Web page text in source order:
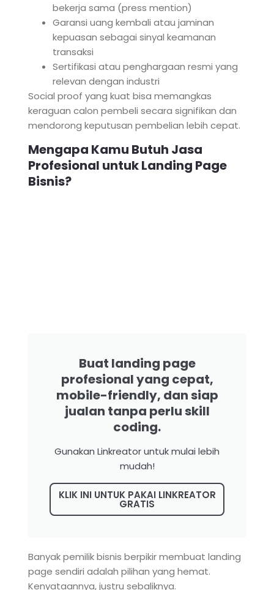
bekerja sama (press mention)
Garansi uang kembali atau jaminan
kepuasan sebagai sinyal keamanan
transaksi
Sertifikasi atau penghargaan resmi yang
relevan dengan industri
Social proof yang kuat bisa memangkas
keraguan calon pembeli secara signifikan dan
mendorong keputusan pembelian lebih cepat.
Mengapa Kamu Butuh Jasa
Profesional untuk Landing Page
Bisnis?
Buat landing page
profesional yang cepat,
mobile-friendly, dan siap
jualan tanpa perlu skill
coding.
Gunakan Linkreator untuk mulai lebih
mudah!
KLIK INI UNTUK PAKAI LINKREATOR
GRATIS
Banyak pemilik bisnis berpikir membuat landing
page sendiri adalah pilihan yang hemat.
Kenyataannya, justru sebaliknya.